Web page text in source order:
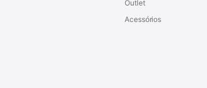
Outlet
Acessórios